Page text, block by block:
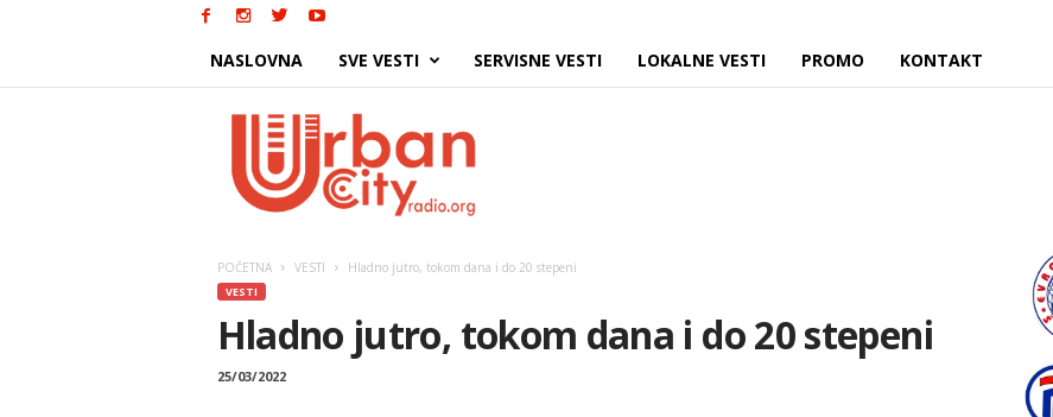
NASLOVNA SVE VESTI SERVISNE VESTI LOKALNE VESTI PROMO KONTAKT
POČETNA VESTI Hladno jutro, tokom dana i do 20 stepeni
VESTI
Hladno jutro, tokom dana i do 20 stepeni
25/03/2022